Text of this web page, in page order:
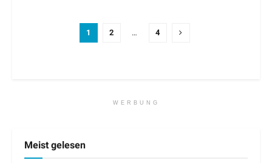
1 2 … 4
WERBUNG
Meist gelesen